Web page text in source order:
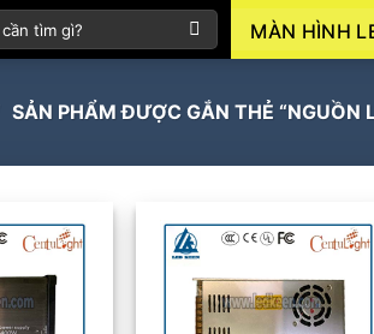
MÀN HÌNH
SẢN PHẨM ĐƯỢC GẮN THẺ “NGUỒN